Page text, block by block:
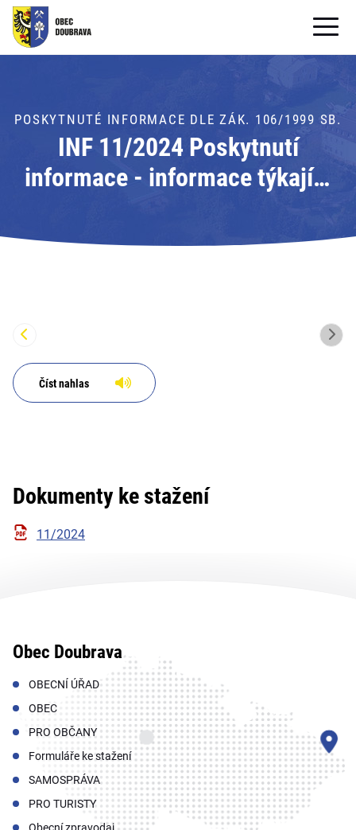
OBECNÍ ÚŘAD
PRO OBČANY
Formuláře ke stažení
PRO TURISTY
POSKYTNUTÉ INFORMACE DLE ZÁK. 106/1999 SB.
INF 11/2024 Poskytnutí
informace - informace týkající
kontrola využívání
Číst nahlas
Dokumenty ke stažení
11/2024
Obec Doubrava
OBECNÍ ÚŘAD
OBEC
PRO OBČANY
Formuláře ke stažení
SAMOSPRÁVA
PRO TURISTY